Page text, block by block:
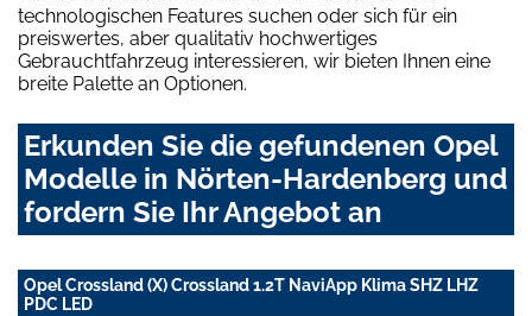
technologischen Features suchen oder sich für ein
preiswertes, aber qualitativ hochwertiges
Gebrauchtfahrzeug interessieren, wir bieten Ihnen eine
breite Palette an Optionen.
Erkunden Sie die gefundenen Opel
Modelle in Nörten-Hardenberg und
fordern Sie Ihr Angebot an
Opel Crossland (X) Crossland 1.2T NaviApp Klima SHZ LHZ
PDC LED